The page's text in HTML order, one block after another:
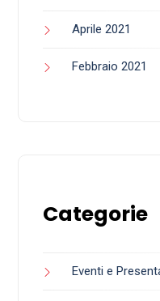
Aprile 2021
Febbraio 2021
Categorie
Eventi e